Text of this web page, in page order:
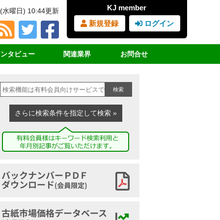
KJ member
新規登録
ログイン
曜日) 10:44更新
タビュー
イクル女子
団体挨拶
講演録
関連業界
ＰＥＴボトル
廃プラスチック
鉄スクラップ
家電リサイクル
古布
お問合せ
購読の申込み
広告の申込み
ヤードマップの申込み
古紙ジャーナルとは
検索
さらに検索条件を指定して検索 »